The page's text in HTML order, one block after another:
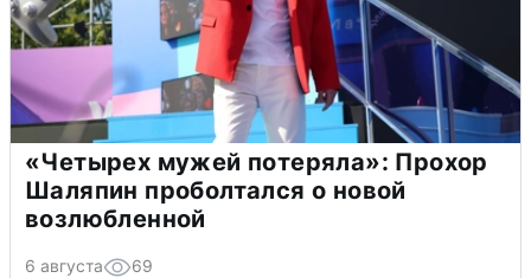
«Четырех мужей потеряла»: Прохор
Шаляпин проболтался о новой
возлюбленной
6 августа 69